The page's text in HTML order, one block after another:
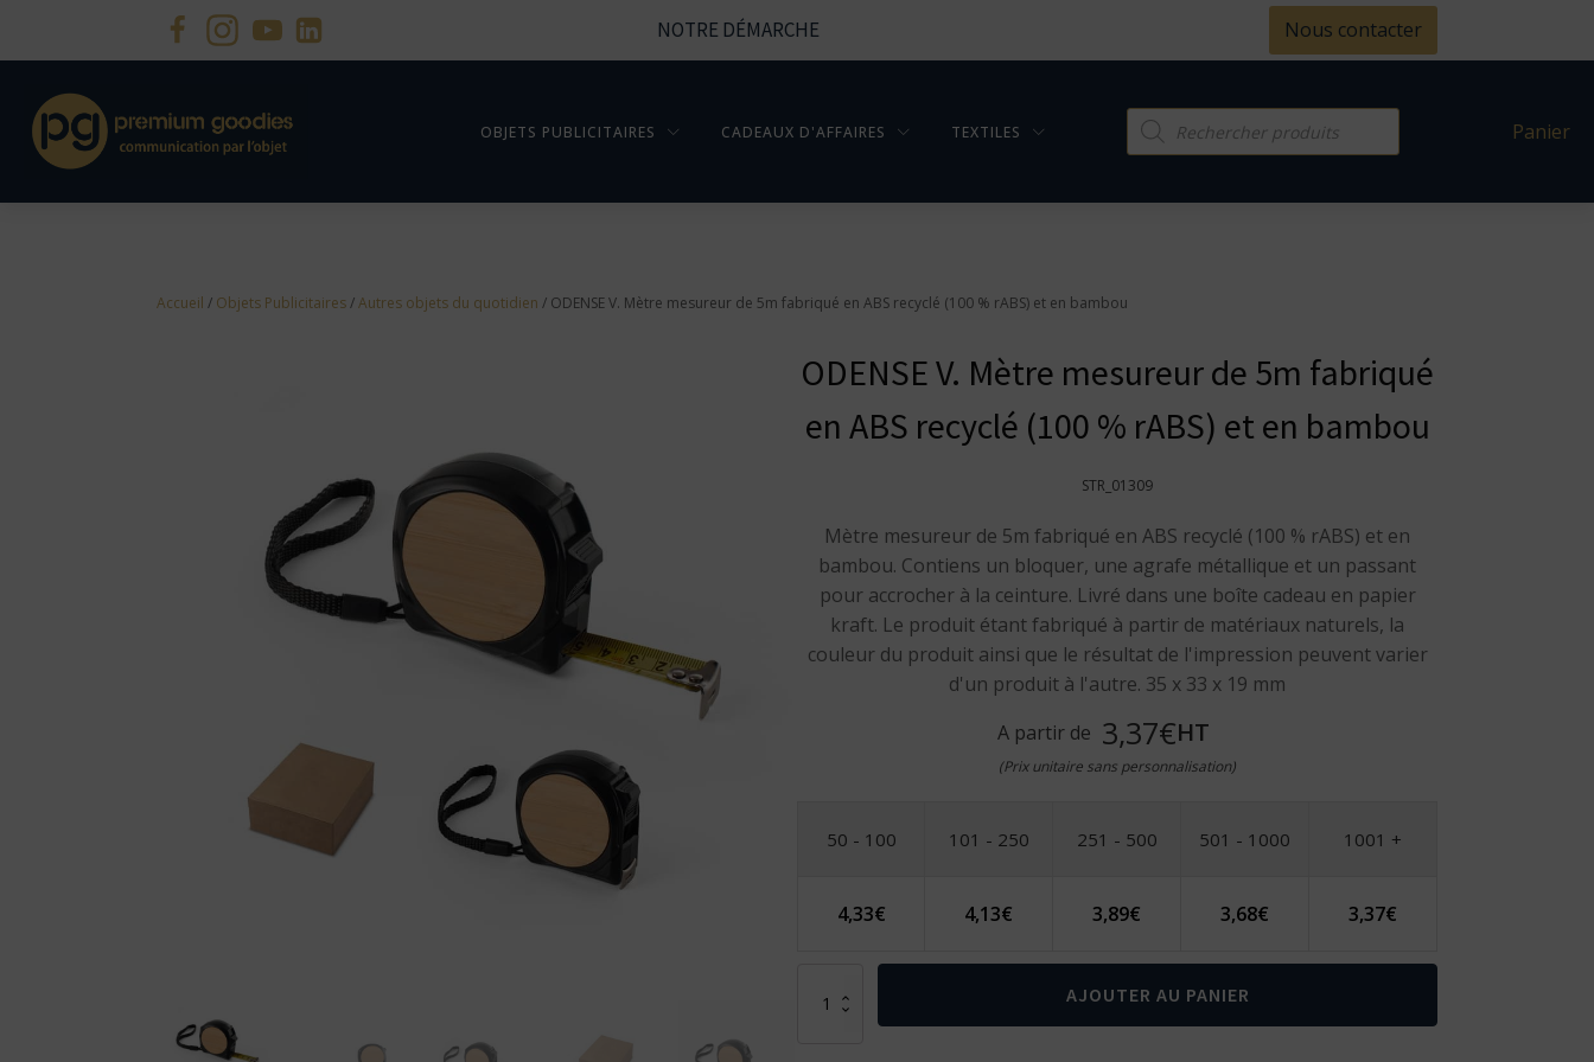
NOTRE DÉMARCHE Nous contacter
OBJETS PUBLICITAIRES CADEAUX D'AFFAIRES TEXTILES
Recherche
Panier
Accueil / Objets Publicitaires/Autres objets du quotidien / ODENSE V. Mètre mesureur de 5m fabriqué en ABS recyclé (100 % rABS) et en bambou
ODENSE V. Mètre mesureur de 5m fabriqué
en ABS recyclé (100 % rABS) et en bambou
STR_01309
Mètre mesureur de 5m fabriqué en ABS recyclé (100 % rABS) et en
bambou. Contiens un bloquer, une agrafe métallique et un passant
pour accrocher à la ceinture. Livré dans une boîte cadeau en papier
kraft. Le produit étant fabriqué à partir de matériaux naturels, la
couleur du produit ainsi que le résultat de l'impression peuvent varier
d'un produit à l'autre. 35 x 33 x 19 mm
A partir de 3,37€HT
(Prix unitaire sans personnalisation)
50 - 100 101 - 250 251 - 500 501 - 1000 1001 +
4,33€ 4,13€ 3,89€ 3,68€ 3,37€
AJOUTER AU PANIER